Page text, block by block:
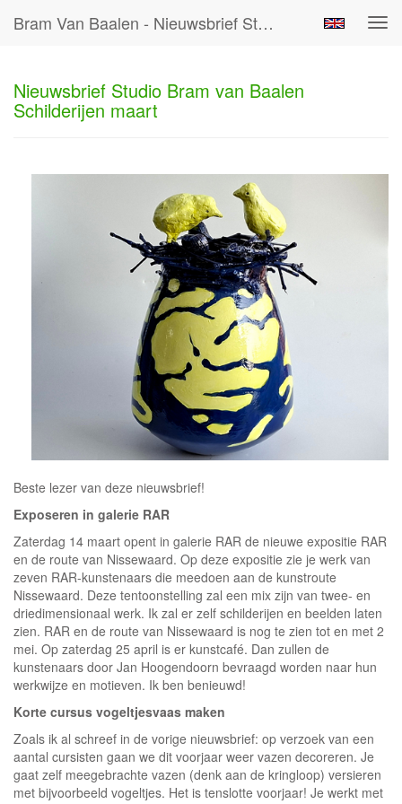
Bram Van Baalen - Nieuwsbrief Studio Bram Van Baalen Schilderijen Maart
Nieuwsbrief Studio Bram van Baalen
Schilderijen maart
Beste lezer van deze nieuwsbrief!
Exposeren in galerie RAR
Zaterdag 14 maart opent in galerie RAR de nieuwe expositie RAR
en de route van Nissewaard. Op deze expositie zie je werk van
zeven RAR-kunstenaars die meedoen aan de kunstroute
Nissewaard. Deze tentoonstelling zal een mix zijn van twee- en
driedimensionaal werk. Ik zal er zelf schilderijen en beelden laten
zien. RAR en de route van Nissewaard is nog te zien tot en met 2
mei. Op zaterdag 25 april is er kunstcafé. Dan zullen de
kunstenaars door Jan Hoogendoorn bevraagd worden naar hun
werkwijze en motieven. Ik ben benieuwd!
Korte cursus vogeltjesvaas maken
Zoals ik al schreef in de vorige nieuwsbrief: op verzoek van een
aantal cursisten gaan we dit voorjaar weer vazen decoreren. Je
gaat zelf meegebrachte vazen (denk aan de kringloop) versieren
met bijvoorbeeld vogeltjes. Het is tenslotte voorjaar! Je werkt met